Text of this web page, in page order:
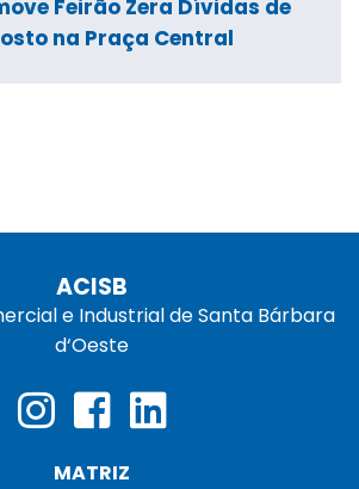
Feirão Zera Dívidas de
na Praça Central
ACISB
e Industrial de Santa Bárbara
d‘Oeste
MATRIZ